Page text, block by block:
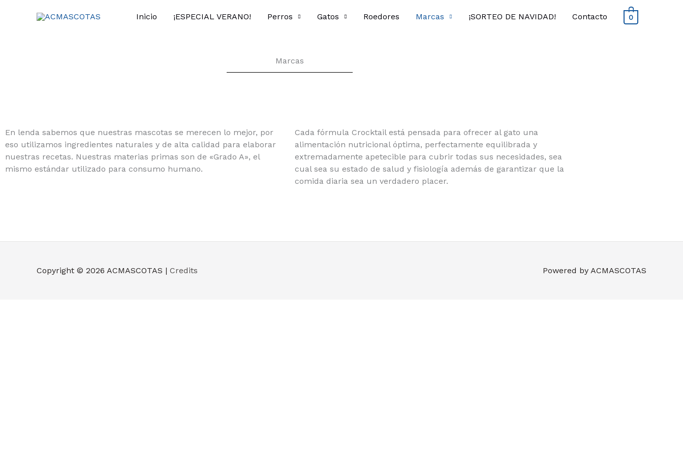
Inicio ¡ESPECIAL VERANO! Perros Gatos Roedores Marcas ¡SORTEO DE NAVIDAD! Contacto 0
Marcas
En lenda sabemos que nuestras mascotas se merecen lo mejor, por
eso utilizamos ingredientes naturales y de alta calidad para elaborar
nuestras recetas. Nuestras materias primas son de «Grado A», el
mismo estándar utilizado para consumo humano.
Cada fórmula Crocktail está pensada para ofrecer al gato una
alimentación nutricional óptima, perfectamente equilibrada y
extremadamente apetecible para cubrir todas sus necesidades, sea
cual sea su estado de salud y fisiología además de garantizar que la
comida diaria sea un verdadero placer.
Copyright © 2026 ACMASCOTAS | Credits Powered by ACMASCOTAS